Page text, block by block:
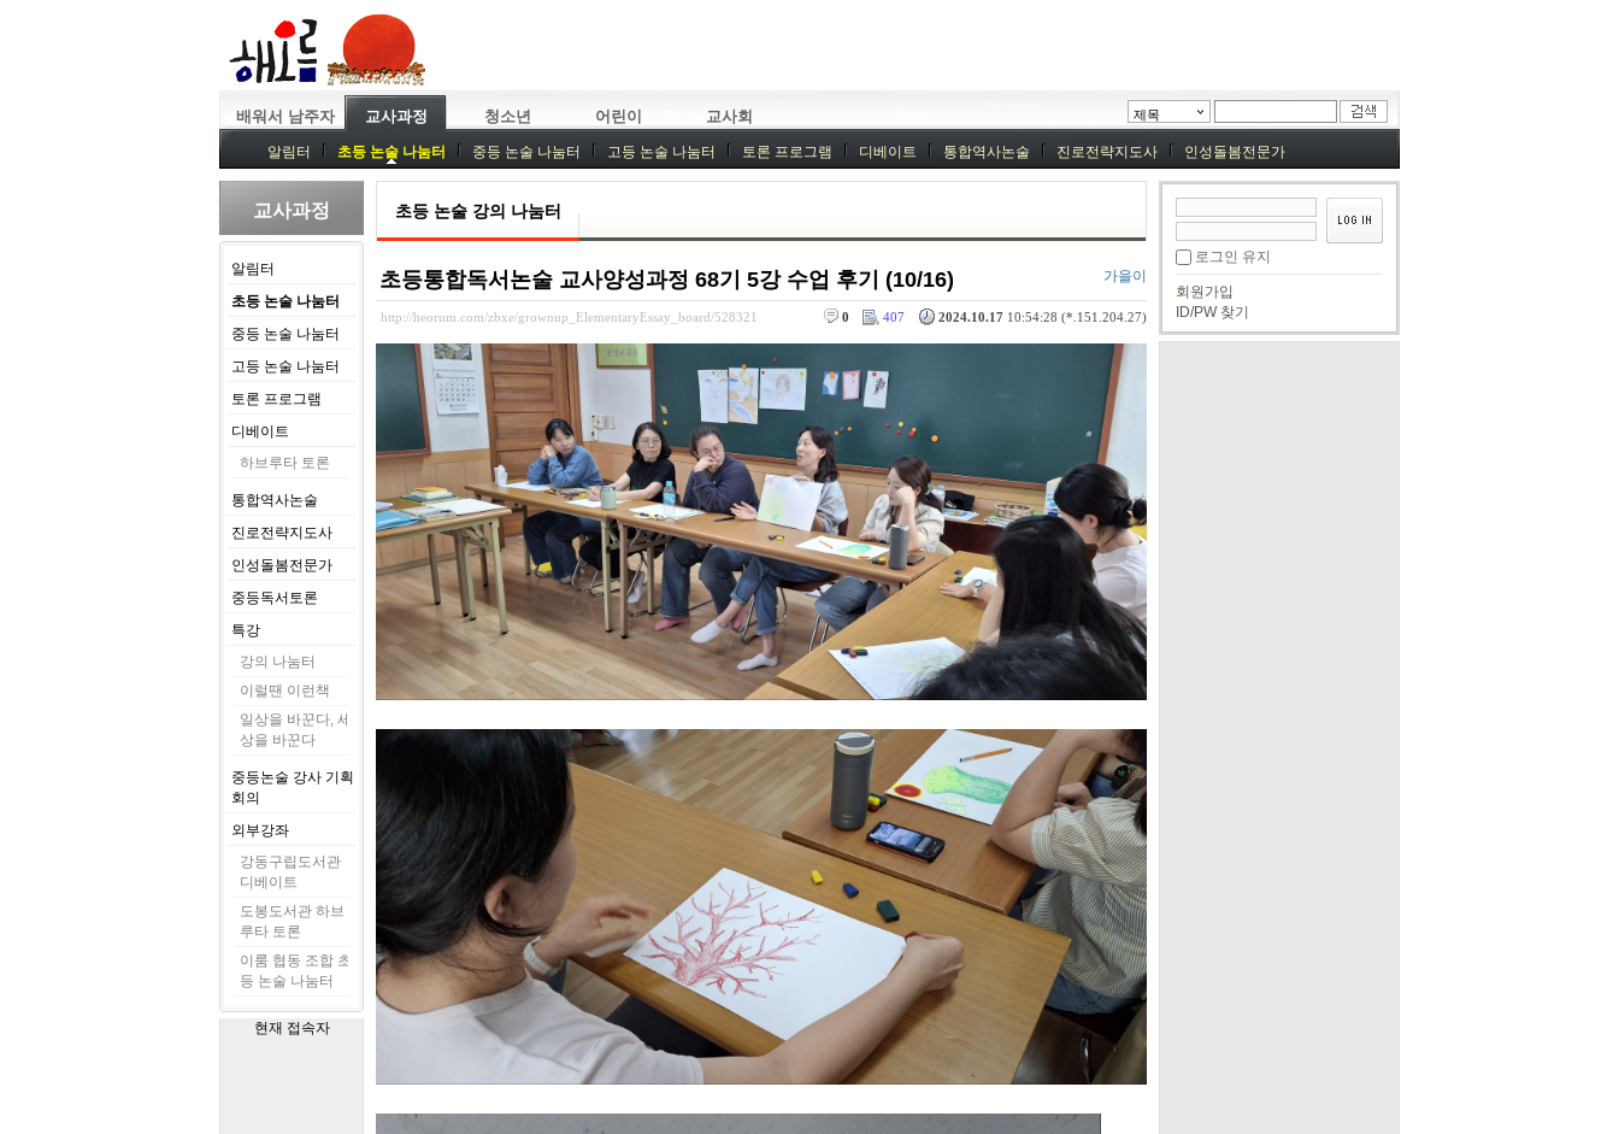
배워서 남주자 교사과정 청소년 어린이 교사회
알림터 초등 논술 나눔터 중등 논술 나눔터 고등 논술 나눔터 토론 프로그램 디베이트 통합역사논술 진로전략지도사
인성돌봄전문가
중등독서토론
특강 중등논술 강사 기획회의 외부강좌
제목
교사과정
알림터
초등 논술 나눔터
중등 논술 나눔터
고등 논술 나눔터
토론 프로그램
디베이트
하브루타 토론
통합역사논술
진로전략지도사
인성돌봄전문가
중등독서토론
특강
강의 나눔터
이럴땐 이런책
일상을 바꾼다, 세
상을 바꾼다
중등논술 강사 기획
회의
외부강좌
강동구립도서관
디베이트
도봉도서관 하브
루타 토론
이룸 협동 조합 초
등 논술 나눔터
현재 접속자
초등 논술 강의 나눔터
초등통합독서논술 교사양성과정 68기 5강 수업 후기 (10/16) 가을이
http://heorum.com/zbxe/grownup_ElementaryEssay_board/528321 2024.10.17 10:54:28 (*.151.204.27)
407
0
로그인 유지
회원가입
ID/PW 찾기